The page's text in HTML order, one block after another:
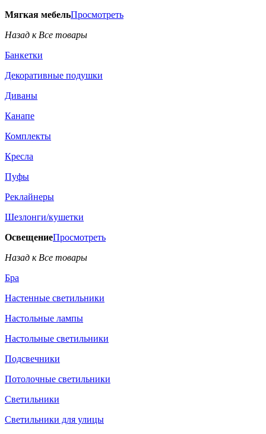
Мягкая мебельПросмотреть
Назад к Все товары
Банкетки
Декоративные подушки
Диваны
Канапе
Комплекты
Кресла
Пуфы
Реклайнеры
Шезлонги/кушетки
ОсвещениеПросмотреть
Назад к Все товары
Бра
Настенные светильники
Настольные лампы
Настольные светильники
Подсвечники
Потолочные светильники
Светильники
Светильники для улицы